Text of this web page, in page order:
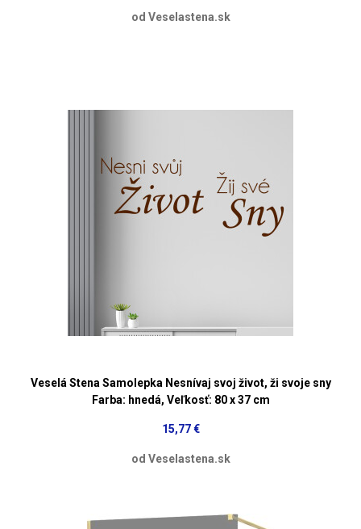
od Veselastena.sk
Veselá Stena Samolepka Nesnívaj svoj život, ži svoje sny
Farba: hnedá, Veľkosť: 80 x 37 cm
15,77 €
od Veselastena.sk